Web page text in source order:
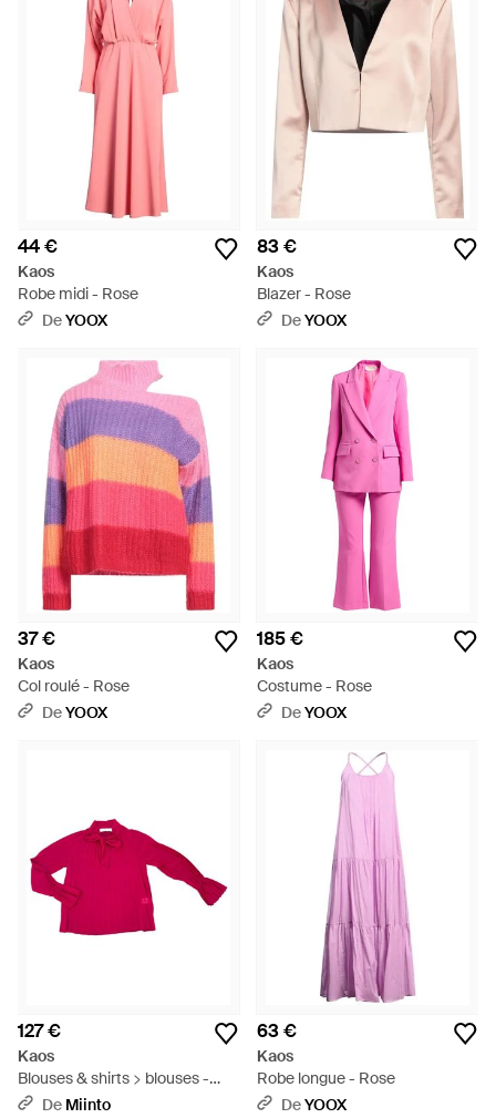
44 €
Kaos
Robe midi - Rose
DeYOOX
83 €
Kaos
Blazer - Rose
DeYOOX
37 €
Kaos
Col roulé - Rose
DeYOOX
185 €
Kaos
Costume - Rose
DeYOOX
127 €
Kaos
Blouses & shirts > blouses -
RoseDe Miinto
63 €
Kaos
Robe longue - Rose
DeYOOX